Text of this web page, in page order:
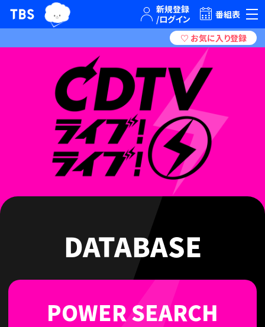
TBSテレビ｜ときめくときを。
TBSグループキャラクター『ワクティ』
番組表
DATABASE